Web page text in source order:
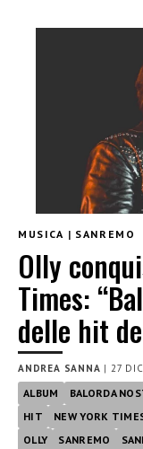
MUSICA | SANREMO
Olly
Times:
delle hit
ANDREA SANNA |27
ALBUM BALORDA
HIT
NEW YORK
OLLY
SANREMO